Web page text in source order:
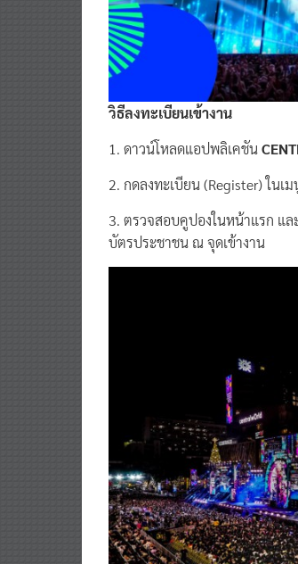
วิธีลงทะเบียนเข้างาน
1. ดาวน์โหลดแอปพลิเคชัน
2. กดลงทะเบียน (Register) ในเม
3. ตรวจสอบคูปองในหน้าแรก แ
บัตรประชาชน ณ จุดเข้างาน